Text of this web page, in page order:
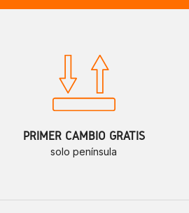
PRIMER CAMBIO GRATIS
solo península